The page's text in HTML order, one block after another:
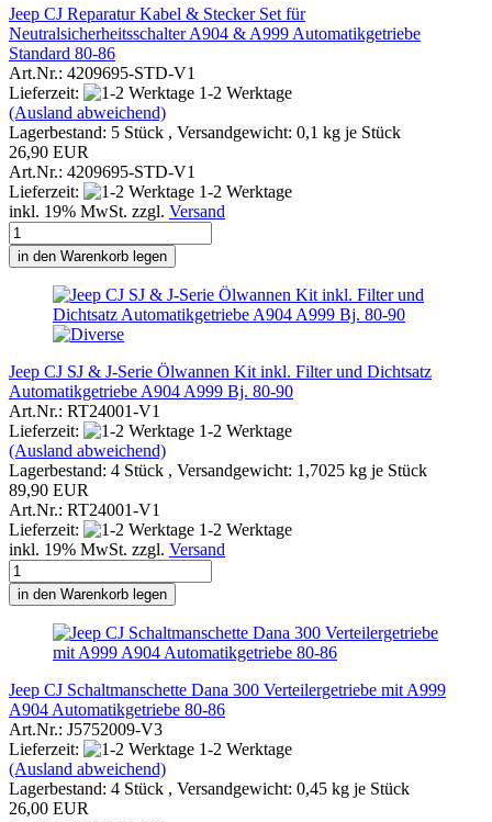
Jeep CJ Reparatur Kabel & Stecker Set für
Neutralsicherheitsschalter A904 & A999 Automatikgetriebe
Standard 80-86
Art.Nr.: 4209695-STD-V1
Lieferzeit:
1-2 Werktage
(Ausland abweichend)
Lagerbestand: 5 Stück , Versandgewicht: 0,1 kg je Stück
26,90 EUR
Art.Nr.: 4209695-STD-V1
Lieferzeit:
1-2 Werktage
inkl. 19% MwSt. zzgl. Versand
in den Warenkorb legen
Jeep CJ SJ & J-Serie Ölwannen Kit inkl. Filter und Dichtsatz
Automatikgetriebe A904 A999 Bj. 80-90
Art.Nr.: RT24001-V1
Lieferzeit:
1-2 Werktage
(Ausland abweichend)
Lagerbestand: 4 Stück , Versandgewicht: 1,7025 kg je Stück
89,90 EUR
Art.Nr.: RT24001-V1
Lieferzeit:
1-2 Werktage
inkl. 19% MwSt. zzgl. Versand
in den Warenkorb legen
Jeep CJ Schaltmanschette Dana 300 Verteilergetriebe mit A999
A904 Automatikgetriebe 80-86
Art.Nr.: J5752009-V3
Lieferzeit:
1-2 Werktage
(Ausland abweichend)
Lagerbestand: 4 Stück , Versandgewicht: 0,45 kg je Stück
26,00 EUR